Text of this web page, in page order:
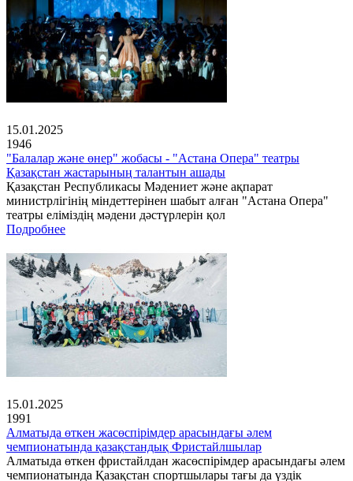
15.01.2025
1946
"Балалар және өнер" жобасы - "Астана Опера" театры
Қазақстан жастарының талантын ашады
Қазақстан Республикасы Мәдениет және ақпарат
министрлігінің міндеттерінен шабыт алған "Астана Опера"
театры еліміздің мәдени дәстүрлерін қол
Подробнее
15.01.2025
1991
Алматыда өткен жасөспірімдер арасындағы әлем
чемпионатында қазақстандық Фристайлшылар
Алматыда өткен фристайлдан жасөспірімдер арасындағы әлем
чемпионатында Қазақстан спортшылары тағы да үздік